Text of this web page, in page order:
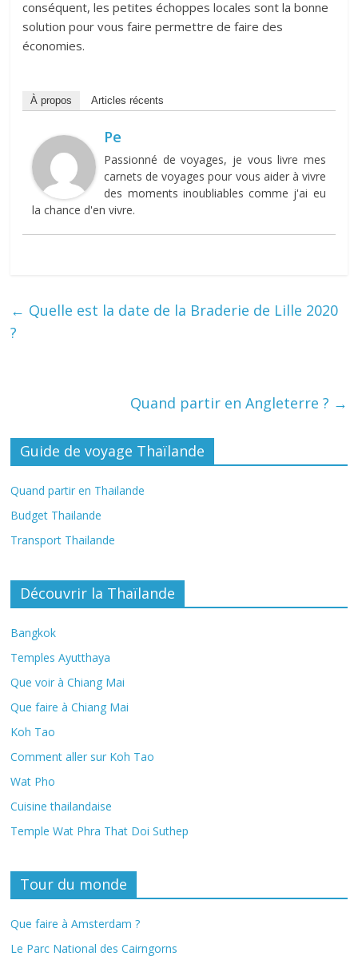
conséquent, les petites échoppes locales sont la bonne
solution pour vous faire permettre de faire des
économies.
À propos Articles récents
Pe
Passionné de voyages, je vous livre mes
carnets de voyages pour vous aider à vivre
des moments inoubliables comme j'ai eu
la chance d'en vivre.
← Quelle est la date de la Braderie de Lille 2020
?
Quand partir en Angleterre ? →
Guide de voyage Thaïlande
Quand partir en Thailande
Budget Thailande
Transport Thailande
Découvrir la Thaïlande
Bangkok
Temples Ayutthaya
Que voir à Chiang Mai
Que faire à Chiang Mai
Koh Tao
Comment aller sur Koh Tao
Wat Pho
Cuisine thailandaise
Temple Wat Phra That Doi Suthep
Tour du monde
Que faire à Amsterdam ?
Le Parc National des Cairngorns